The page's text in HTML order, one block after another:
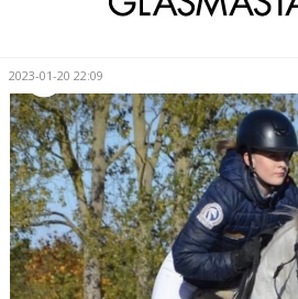
PERSONAL
HÄSTAR
KALENDER
2023-01-20 22:09